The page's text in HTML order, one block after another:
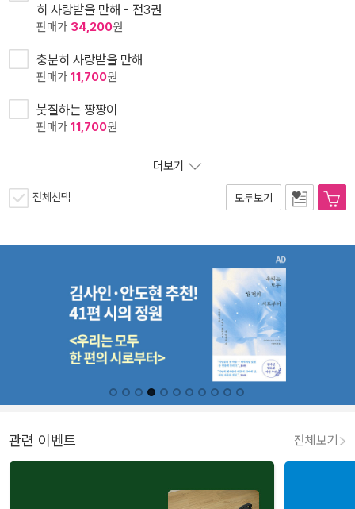
히 사랑받을 만해 - 전3권
판매가 34,200원
충분히 사랑받을 만해
판매가 11,700원
붓질하는 짱짱이
판매가 11,700원
더보기
전체선택 모두보기
관련 이벤트 전체보기